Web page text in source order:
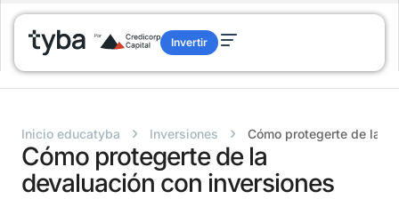
Invertir
Inicio educatyba › Inversiones › Cómo protegerte de la
Cómo protegerte de la
devaluación con inversiones